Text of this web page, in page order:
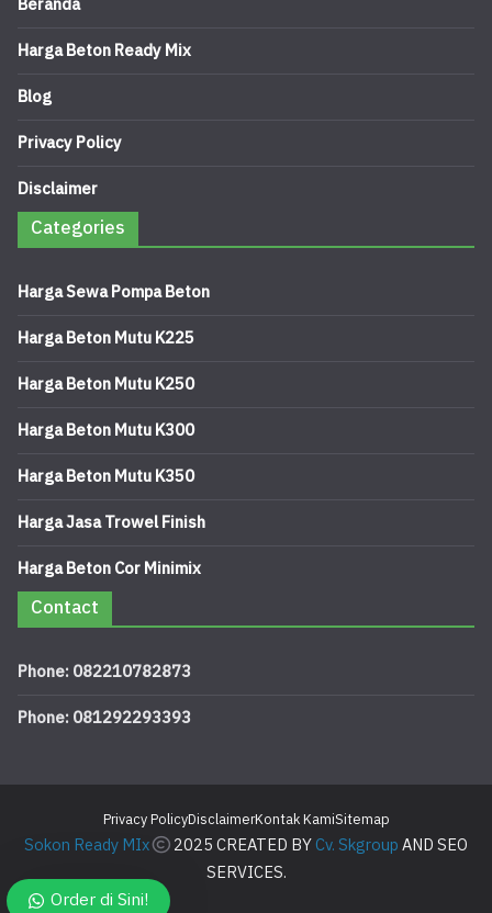
Beranda
Harga Beton Ready Mix
Blog
Privacy Policy
Disclaimer
Categories
Harga Sewa Pompa Beton
Harga Beton Mutu K225
Harga Beton Mutu K250
Harga Beton Mutu K300
Harga Beton Mutu K350
Harga Jasa Trowel Finish
Harga Beton Cor Minimix
Contact
Phone: 082210782873
Phone: 081292293393
Privacy PolicyDisclaimerKontak KamiSitemap
Sokon Ready MIx 2025 CREATED BYCv. SkgroupAND SEO
SERVICES.
Order di Sini!